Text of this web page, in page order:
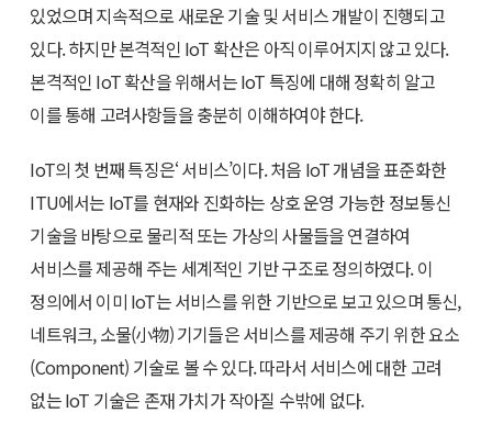
있었으며 지속적으로 새로운 기술 및 서비스 개발이 진행되고
있다. 하지만 본격적인 IoT 확산은 아직 이루어지지 않고 있다.
본격적인 IoT 확산을 위해서는 IoT 특징에 대해 정확히 알고
이를 통해 고려사항들을 충분히 이해하여야 한다.
IoT의 첫 번째 특징은‘ 서비스’이다. 처음 IoT 개념을 표준화한
ITU에서는 IoT를 현재와 진화하는 상호 운영 가능한 정보통신
기술을 바탕으로 물리적 또는 가상의 사물들을 연결하여
서비스를 제공해 주는 세계적인 기반 구조로 정의하였다. 이
정의에서 이미 IoT는 서비스를 위한 기반으로 보고 있으며 통신,
네트워크, 소물(小物) 기기들은 서비스를 제공해 주기 위한 요소
(Component) 기술로 볼 수 있다. 따라서 서비스에 대한 고려
없는 IoT 기술은 존재 가치가 작아질 수밖에 없다.